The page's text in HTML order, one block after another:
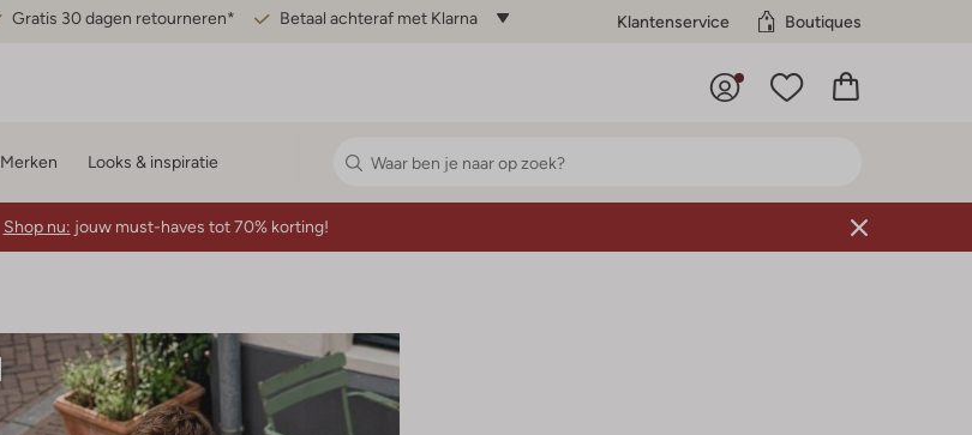
Gratis 30 dagen retourneren* Betaal achteraf met Klarna Klantenservice Boutiques
Merken Looks & inspiratie
Shop nu: jouw must-haves tot 70% korting!